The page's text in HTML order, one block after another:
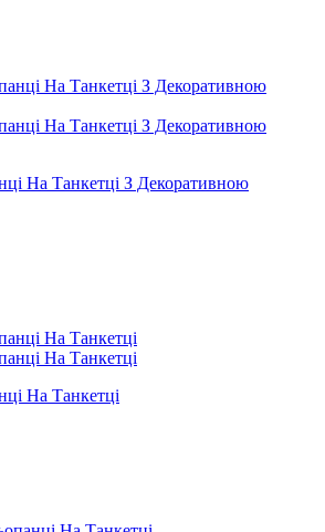
На Танкетці З Декоративною
На Танкетці